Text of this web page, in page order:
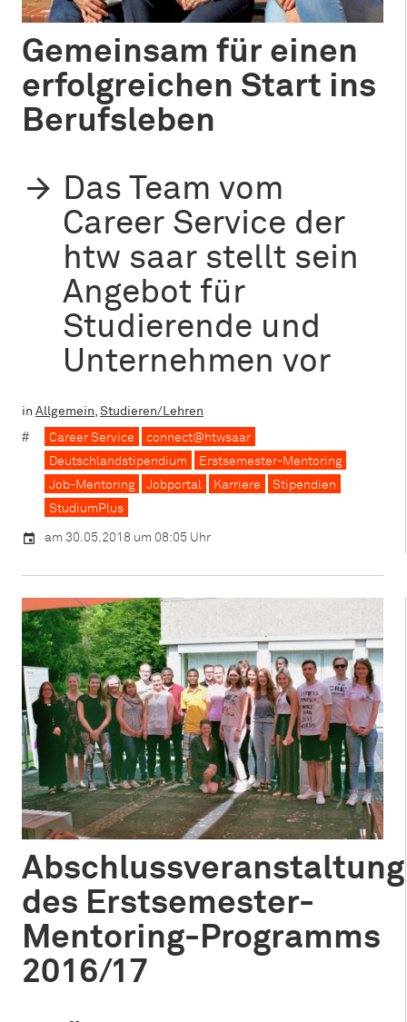
Gemeinsam für einen
erfolgreichen Start ins
Berufsleben
Das Team vom
Career Service der
htw saar stellt sein
Angebot für
Studierende und
Unternehmen vor
in Allgemein Studieren/Lehren
Career Service
connect@htwsaar
Deutschlandstipendium
Erstsemester-Mentoring
Job-Mentoring
Jobportal Karriere
Stipendien
StudiumPlus
am 30.05.2018 um 08:05 Uhr
Abschlussveranstaltung
des Erstsemester-
Mentoring-Programms
2016/17